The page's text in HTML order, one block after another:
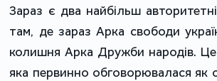
Зараз є два найбільш
там, де зараз Арка свободи
колишня Арка Дружби народів.
яка первинно обговорювалася як